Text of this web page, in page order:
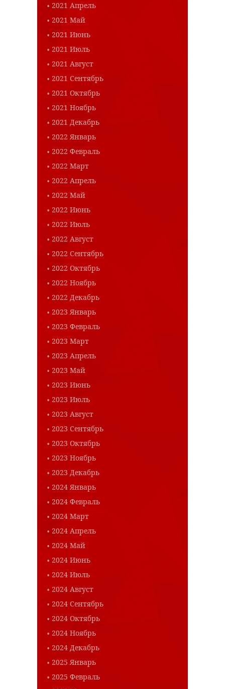
2021 Апрель
2021 Май
2021 Июнь
2021 Июль
2021 Август
2021 Сентябрь
2021 Октябрь
2021 Ноябрь
2021 Декабрь
2022 Январь
2022 Февраль
2022 Март
2022 Апрель
2022 Май
2022 Июнь
2022 Июль
2022 Август
2022 Сентябрь
2022 Октябрь
2022 Ноябрь
2022 Декабрь
2023 Январь
2023 Февраль
2023 Март
2023 Апрель
2023 Май
2023 Июнь
2023 Июль
2023 Август
2023 Сентябрь
2023 Октябрь
2023 Ноябрь
2023 Декабрь
2024 Январь
2024 Февраль
2024 Март
2024 Апрель
2024 Май
2024 Июнь
2024 Июль
2024 Август
2024 Сентябрь
2024 Октябрь
2024 Ноябрь
2024 Декабрь
2025 Январь
2025 Февраль